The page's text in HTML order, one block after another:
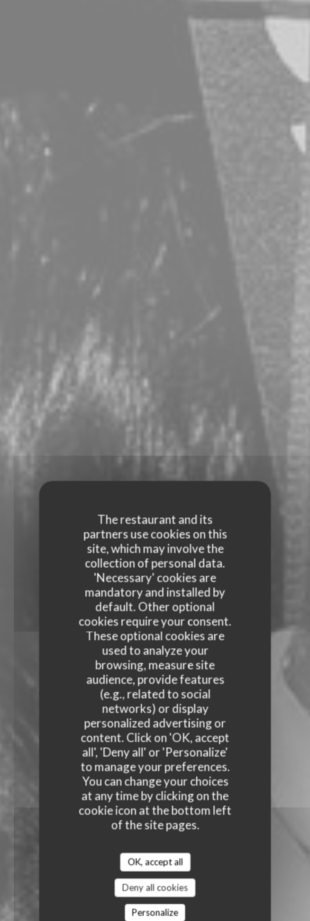
The restaurant and its
partners use cookies on this
site, which may involve the
collection of personal data.
'Necessary' cookies are
mandatory and installed by
default. Other optional
cookies require your consent.
These optional cookies are
used to analyze your
browsing, measure site
audience, provide features
(e.g., related to social
networks) or display
personalized advertising or
content. Click on 'OK, accept
all', 'Deny all' or 'Personalize'
to manage your preferences.
You can change your choices
at any time by clicking on the
cookie icon at the bottom left
of the site pages.
OK, accept all
Deny all cookies
Personalize